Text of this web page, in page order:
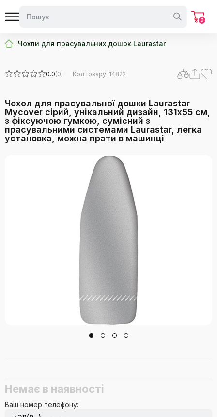
0
Чохли для прасувальних дошок Laurastar
0.0(0) Код товару: 14822
Чохол для прасувальної дошки Laurastar
Mycover сірий, унікальний дизайн, 131x55 см,
з фіксуючою гумкою, сумісний з
прасувальними системами Laurastar, легка
установка, можна прати в машинці
Немає в наявності
Ваш номер телефону: